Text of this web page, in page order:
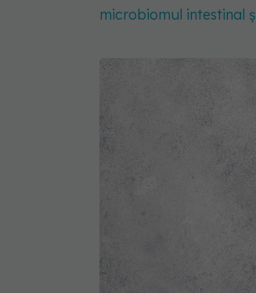
microbiomul intestinal